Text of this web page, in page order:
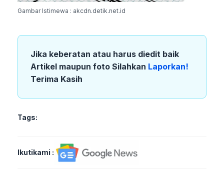
Gambar Istimewa : akcdn.detik.net.id
Jika keberatan atau harus diedit baik
Artikel maupun foto Silahkan Laporkan!
Terima Kasih
Tags:
Ikutikami :